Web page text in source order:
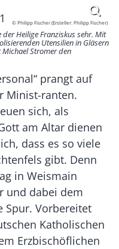
© Philipp Fischer (Ersteller: Philipp Fischer)
Heilige Franziskus sehr. Mit
Utensilien in Gläsern
Stromer den
prangt auf
Minist-ranten.
sich, als
am Altar dienen
dass es so viele
gibt. Denn
in Weismain
und dabei dem
Spur. Vorbereitet
Katholischen
Erzbischöflichen